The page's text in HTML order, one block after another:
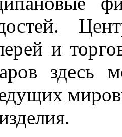
.
и
здесь